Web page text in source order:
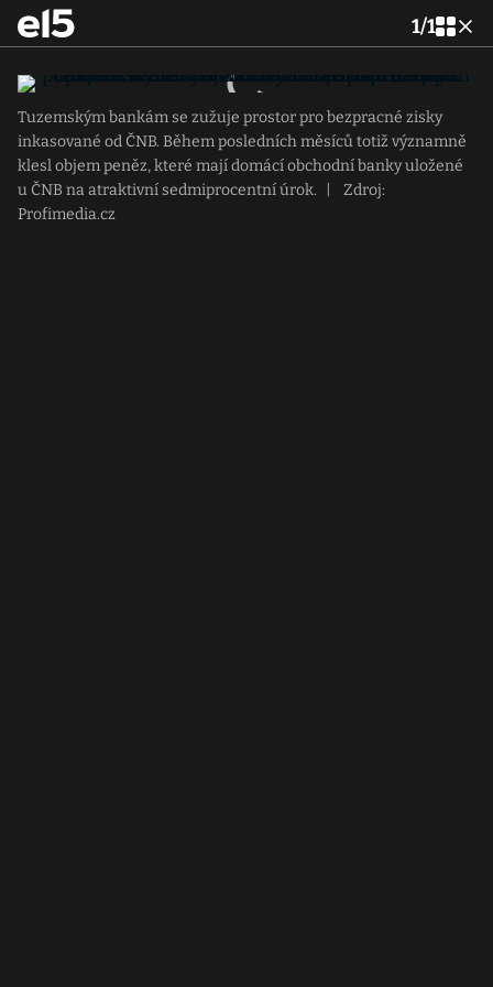
1/1
Tuzemským bankám se zužuje prostor pro bezpracné zisky
inkasované od ČNB. Během posledních měsíců totiž významně
klesl objem peněz, které mají domácí obchodní banky uložené
u ČNB na atraktivní sedmiprocentní úrok.
Zdroj:
Profimedia.cz